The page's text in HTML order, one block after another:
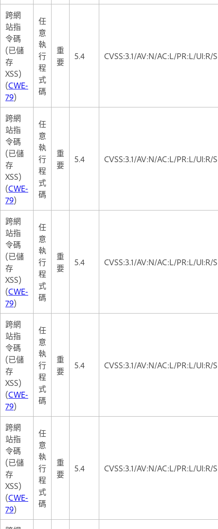
跨網
站指
令碼
(已儲
存
XSS)
(CWE-
79)
任
意
執
行
程
式
碼
重
要
5.4 CVSS:3.1/AV:N/AC:L/PR:L/UI:R/
跨網
站指
令碼
(已儲
存
XSS)
(CWE-
79)
任
意
執
行
程
式
碼
重
要
5.4 CVSS:3.1/AV:N/AC:L/PR:L/UI:R/
跨網
站指
令碼
(已儲
存
XSS)
(CWE-
79)
任
意
執
行
程
式
碼
重
要
5.4 CVSS:3.1/AV:N/AC:L/PR:L/UI:R/
跨網
站指
令碼
(已儲
存
XSS)
(CWE-
79)
任
意
執
行
程
式
碼
重
要
5.4 CVSS:3.1/AV:N/AC:L/PR:L/UI:R/
跨網
站指
令碼
(已儲
存
XSS)
(CWE-
79)
任
意
執
行
程
式
碼
重
要
5.4 CVSS:3.1/AV:N/AC:L/PR:L/UI:R/